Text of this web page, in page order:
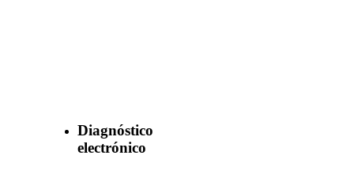
Diagnóstico
electrónico